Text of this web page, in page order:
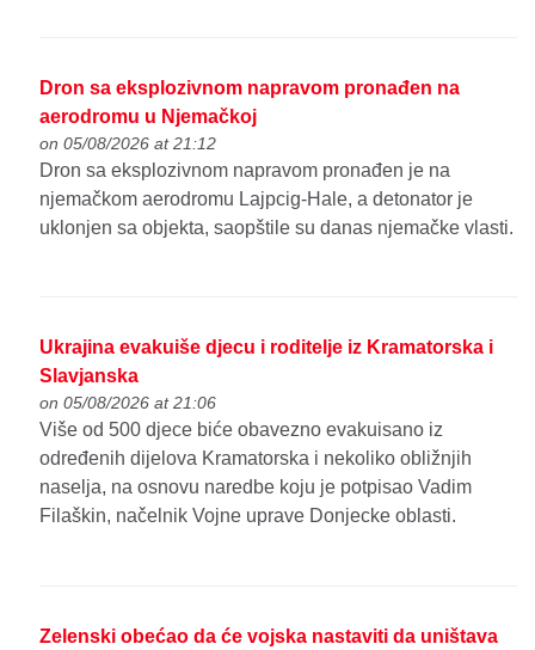
Dron sa eksplozivnom napravom pronađen na
aerodromu u Njemačkoj
on 05/08/2026 at 21:12
Dron sa eksplozivnom napravom pronađen je na
njemačkom aerodromu Lajpcig-Hale, a detonator je
uklonjen sa objekta, saopštile su danas njemačke vlasti.
Ukrajina evakuiše djecu i roditelje iz Kramatorska i
Slavjanska
on 05/08/2026 at 21:06
Više od 500 djece biće obavezno evakuisano iz
određenih dijelova Kramatorska i nekoliko obližnjih
naselja, na osnovu naredbe koju je potpisao Vadim
Filaškin, načelnik Vojne uprave Donjecke oblasti.
Zelenski obećao da će vojska nastaviti da uništava